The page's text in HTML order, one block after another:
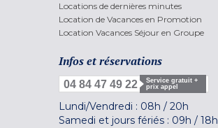
Locations de dernières minutes
Location de Vacances en Promotion
Location Vacances Séjour en Groupe
Infos et réservations
04 84 47 49 22
Service gratuit +
prix appel
Lundi/Vendredi : 08h / 20h
Samedi et jours fériés : 09h / 18h